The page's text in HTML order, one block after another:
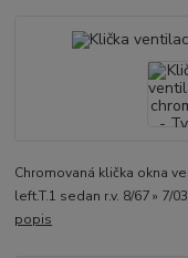
Chromovaná klička okna
left.T.1 sedan r.v. 8/67 » 7/
popis